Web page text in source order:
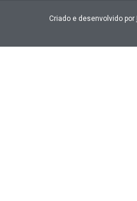
Criado e desenvolvido por